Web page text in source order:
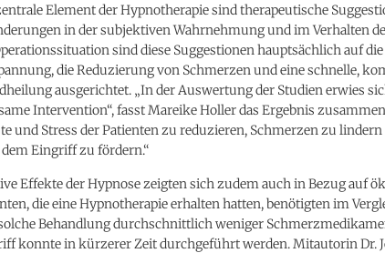
Element der Hypnotherapie sind therapeutische
in der subjektiven Wahrnehmung und im Verhalten
sind diese Suggestionen hauptsächlich auf
die Reduzierung von Schmerzen und eine schnelle,
ausgerichtet. „In der Auswertung der Studien erwies
Intervention“, fasst Mareike Holler das Ergebnis
und Stress der Patienten zu reduzieren, Schmerzen zu
Eingriff zu fördern.“
Effekte der Hypnose zeigten sich zudem auch in Bezug auf
die eine Hypnotherapie erhalten hatten, benötigten im
Behandlung durchschnittlich weniger
konnte in kürzerer Zeit durchgeführt werden. Mitautorin Dr.